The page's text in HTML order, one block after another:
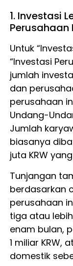
1. Investasi
Perusahaan
Untuk
“Investasi
jumlah
dan
perusahaan
Undang-
Jumlah
biasanya
juta KRW
Tunjangan
berdasarkan
perusahaan
tiga atau
enam bulan,
1 miliar KRW,
domestik